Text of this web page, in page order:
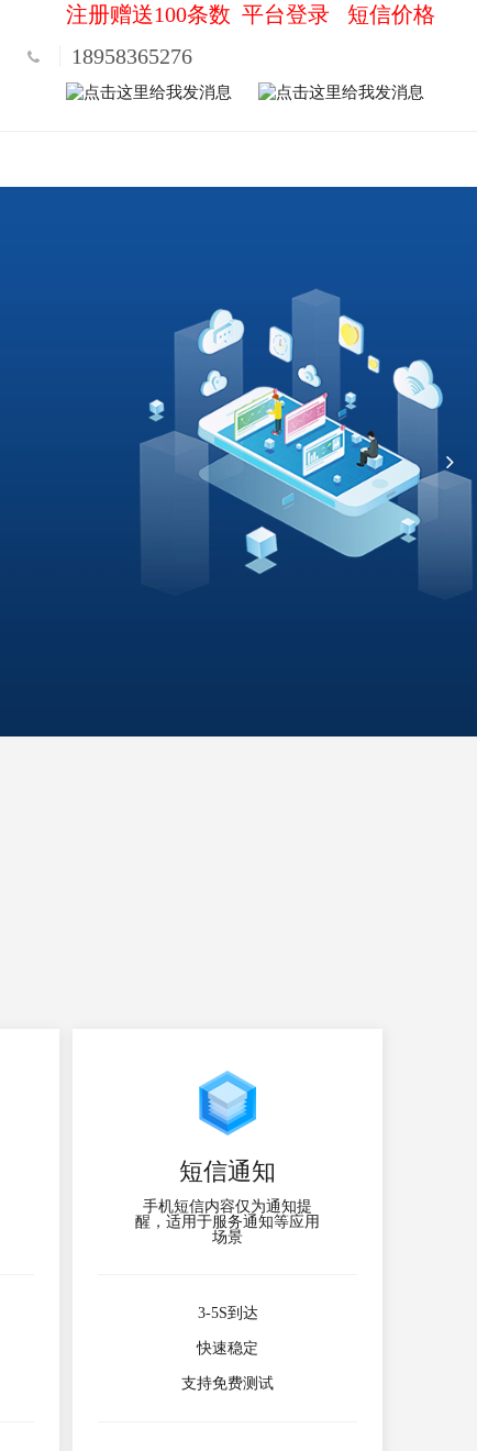
注册赠送100条数 平台登录
短信价格
18958365276
短信通知
手机短信内容仅为通知提
醒，适用于服务通知等应用
场景
3-5S到达
快速稳定
支持免费测试